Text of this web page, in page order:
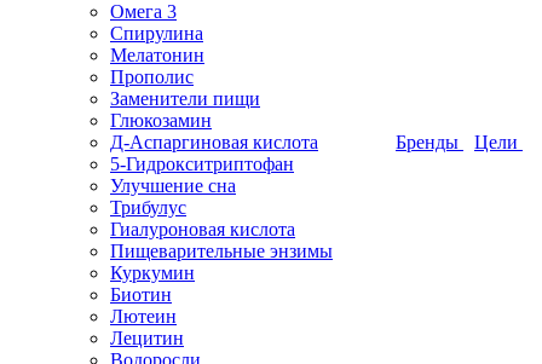
Омега 3
Спирулина
Мелатонин
Прополис
Заменители пищи
Глюкозамин
Д-Аспаргиновая кислота
5-Гидрокситриптофан
Улучшение сна
Трибулус
Гиалуроновая кислота
Пищеварительные энзимы
Куркумин
Биотин
Лютеин
Лецитин
Водоросли
Бренды Цели